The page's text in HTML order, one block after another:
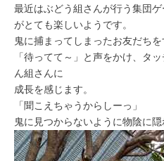
最近はぶどう組さんが行う集団
がとても楽しいようです。
鬼に捕まってしまったお友だち
「待ってて～」と声をかけ、タ
ん組さんに
成長を感じます。
「聞こえちゃうからしーっ」
鬼に見つからないように物陰に隠